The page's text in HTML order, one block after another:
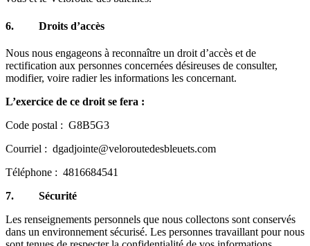
6. Droits d’accès
Nous nous engageons à reconnaître un droit d’accès et de
rectification aux personnes concernées désireuses de consulter,
modifier, voire radier les informations les concernant.
L’exercice de ce droit se fera :
Code postal : G8B5G3
Courriel : dgadjointe@veloroutedesbleuets.com
Téléphone : 4816684541
7. Sécurité
Les renseignements personnels que nous collectons sont conservés
dans un environnement sécurisé. Les personnes travaillant pour nous